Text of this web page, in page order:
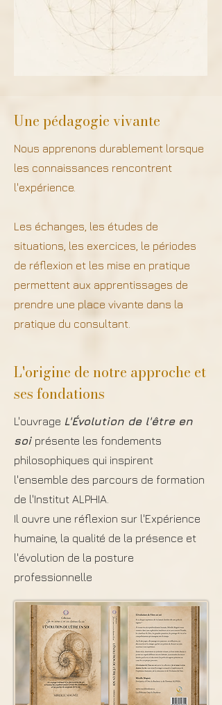
Une pédagogie vivante
Nous apprenons durablement lorsque
les connaissances rencontrent
l'expérience.
Les échanges, les études de
situations, les exercices, le périodes
de réflexion et les mise en pratique
permettent aux apprentissages de
prendre une place vivante dans la
pratique du consultant.
L'origine de notre approche et
ses fondations
L'ouvrage L'Évolution de l'être en
soi présente les fondements
philosophiques qui inspirent
l'ensemble des parcours de formation
de l'Institut ALPHIA.
Il ouvre une réflexion sur l'Expérience
humaine, la qualité de la présence et
l'évolution de la posture
professionnelle